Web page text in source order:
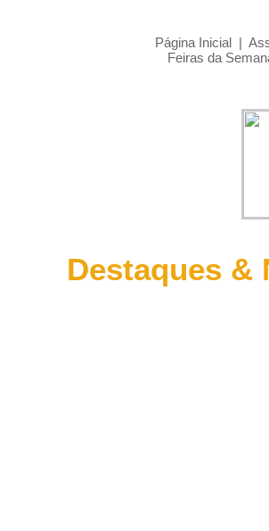
Página Inicial |
Feiras da
Destaques &